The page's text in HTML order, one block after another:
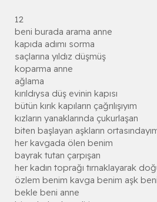
12
beni burada arama anne
kapıda adımı sorma
saçlarına yıldız düşmüş
koparma anne
ağlama
kırıldıysa düş evinin kapısı
bütün kırık kapıların çağrılışıyım
kızların yanaklarında çukurlaşan
biten başlayan aşkların
her kavgada ölen benim
bayrak tutan çarpışan
her kadın toprağı tırnaklayarak
özlem benim kavga benim aşk
bekle beni anne